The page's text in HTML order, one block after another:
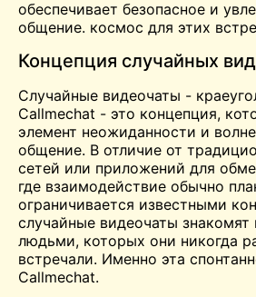
обеспечивает безопасное и
общение. космос для этих
Концепция случайных
Случайные видеочаты -
Callmechat - это концепция,
элемент неожиданности и
общение. В отличие от
сетей или приложений для
где взаимодействие обычно
ограничивается известными
случайные видеочаты знакомят
людьми, которых они никогда
встречали. Именно эта
Callmechat.